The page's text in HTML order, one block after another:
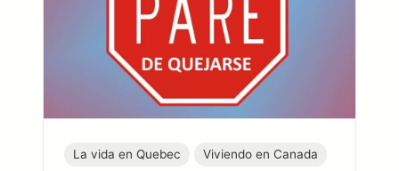
La vida en Quebec Viviendo en Canada